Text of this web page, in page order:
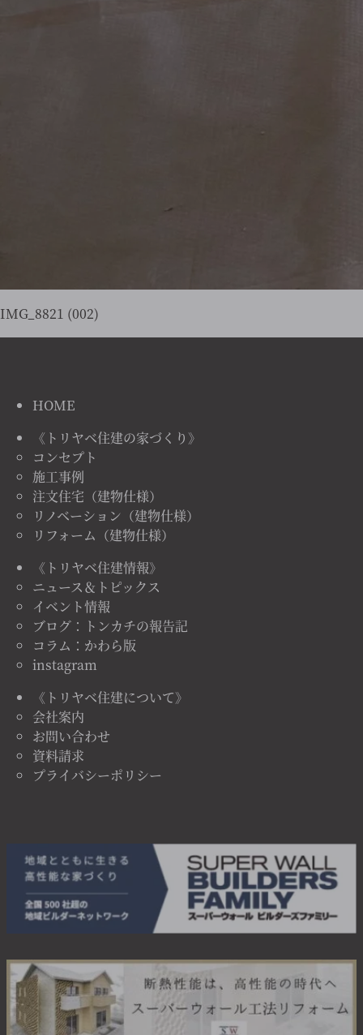
IMG_8821 (002)
HOME
《トリヤベ住建の家づくり》
コンセプト
施工事例
注文住宅（建物仕様）
リノベーション（建物仕様）
リフォーム（建物仕様）
《トリヤベ住建情報》
ニュース＆トピックス
イベント情報
ブログ：トンカチの報告記
コラム：かわら版
instagram
《トリヤベ住建について》
会社案内
お問い合わせ
資料請求
プライバシーポリシー